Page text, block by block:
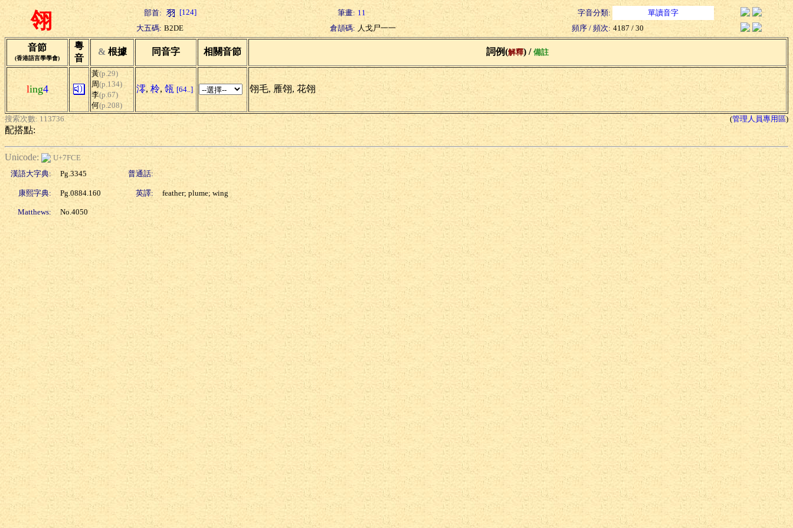
翎 部首: [124] 筆畫: 11 字音分類:
單讀音字
大五碼: B2DE 倉頡碼: 人戈尸一一 頻序 / 頻次: 4187 / 30
音節
(香港語言學學會)
粵
音
& 根據 同音字 相關音節 詞例(解釋) / 備註
ling4
黃(p.29)
周(p.134)
李(p.67)
何(p.208)
澪, 柃, 瓴 [64..] 翎毛, 雁翎, 花翎
搜索次數: 113736 (管理人員專用區)
配搭點:
Unicode:
U+7FCE
漢語大字典:
Pg.3345 普通話:
康熙字典: Pg.0884.160 英譯: feather; plume; wing
Matthews: No.4050